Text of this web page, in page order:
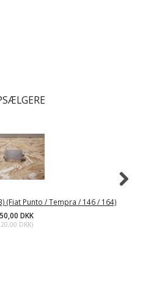
(Fiat Punto / Tempra / 146 / 164)
DKK
DKK)